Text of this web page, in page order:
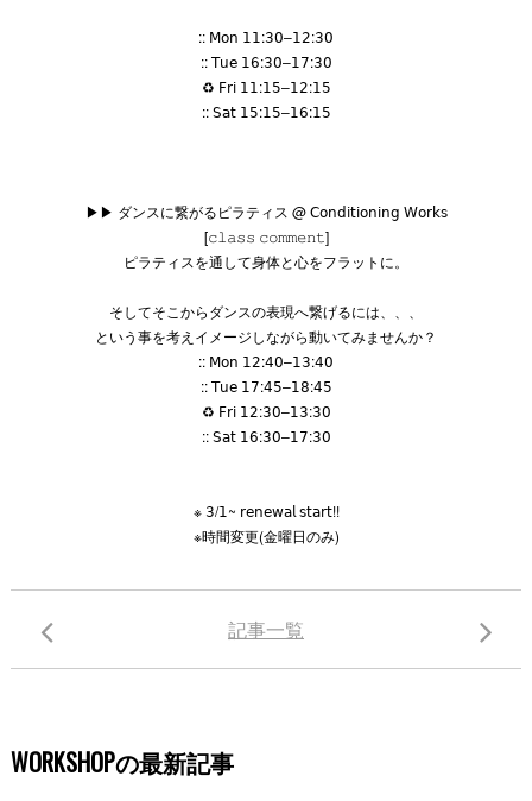
:: 𝖬𝗈𝗇 𝟣𝟣 :𝟥𝟢–𝟣𝟤:𝟥𝟢
::𝖳𝗎𝖾 𝟣𝟨:𝟥𝟢–𝟣𝟩:𝟥𝟢
♻︎ 𝖥𝗋𝗂 𝟣𝟣 :𝟣𝟧–𝟣𝟤:𝟣𝟧
::𝖲𝖺𝗍 𝟣𝟧:𝟣𝟧–𝟣𝟨:𝟣𝟧
▶︎▶︎ ダンスに繋がるピラティス @𝖢𝗈𝗇𝖽𝗂𝗍𝗂𝗈𝗇𝗂𝗇𝗀 𝖶𝗈𝗋𝗄𝗌
[𝚌𝚕𝚊𝚜𝚜 𝚌𝚘𝚖𝚖𝚎𝚗𝚝]
ピラティスを通して身体と心をフラットに。
そしてそこからダンスの表現へ繋げるには、、、
という事を考えイメージしながら動いてみませんか？
:: 𝖬𝗈𝗇 𝟣𝟤:𝟦𝟢–𝟣𝟥:𝟦𝟢
::𝖳𝗎𝖾 𝟣𝟩:𝟦𝟧–𝟣𝟪:𝟦𝟧
♻︎ 𝖥𝗋𝗂 𝟣𝟤:𝟥𝟢–𝟣𝟥:𝟥𝟢
::𝖲𝖺𝗍 𝟣𝟨:𝟥𝟢–𝟣𝟩:𝟥𝟢
※ 𝟥/𝟣 ~ 𝗋𝖾𝗇𝖾𝗐𝖺𝗅 𝗌𝗍𝖺𝗋𝗍!!
※時間変更(金曜日のみ)
記事一覧
WORKSHOPの最新記事